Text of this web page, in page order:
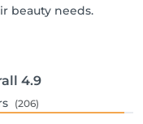
beauty needs.
4.9
(206)